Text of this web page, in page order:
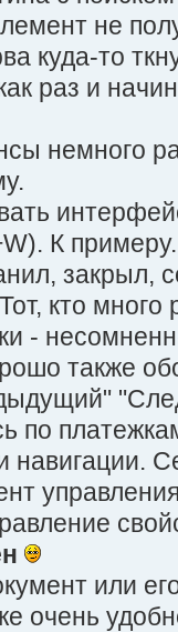
не
куда-то
раз и
немного
К
закрыл,
кто много
-
также
по
навигации.
или
очень